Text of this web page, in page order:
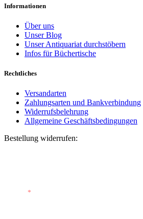
Informationen
Über uns
Unser Blog
Unser Antiquariat durchstöbern
Infos für Büchertische
Rechtliches
Versandarten
Zahlungsarten und Bankverbindung
Widerrufsbelehrung
Allgemeine Geschäftsbedingungen
Bestellung widerrufen:
*